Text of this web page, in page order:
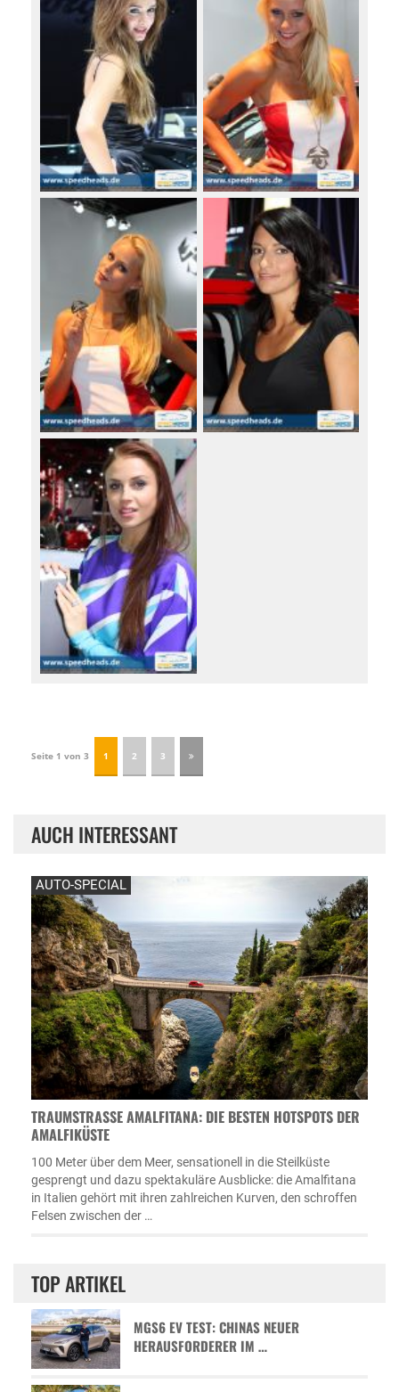
Seite 1 von 3 1 2 3
AUCH INTERESSANT
AUTO-SPECIAL
TRAUMSTRASSE AMALFITANA: DIE BESTEN HOTSPOTS DER A
MALFIKÜSTE
100 Meter über dem Meer, sensationell in die Steilküste
gesprengt und dazu spektakuläre Ausblicke: die Amalfitana
in Italien gehört mit ihren zahlreichen Kurven, den schroffen
Felsen zwischen der …
TOP ARTIKEL
MGS6 EV TEST: CHINAS NEUER
HERAUSFORDERER IM …